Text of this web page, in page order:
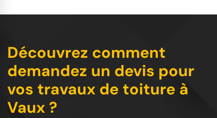
Découvrez comment
demandez un devis pour
vos travaux de toiture à
Vaux ?